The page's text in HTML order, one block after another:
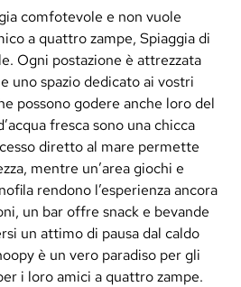
comfotevole e non vuole
a quattro zampe, Spiaggia di
Ogni postazione è attrezzata
uno spazio dedicato ai vostri
possono godere anche loro del
fresca sono una chicca
diretto al mare permette
mentre un’area giochi e
rendono l’esperienza ancora
un bar offre snack e bevande
un attimo di pausa dal caldo
è un vero paradiso per gli
i loro amici a quattro zampe.